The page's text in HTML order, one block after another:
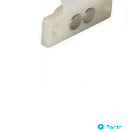
Zoom